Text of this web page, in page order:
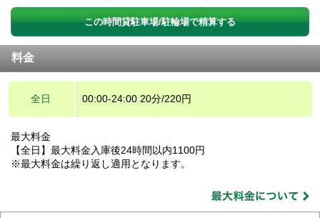
この時間貸駐車場/駐輪場で精算する
料金
全日 00:00-24:00 20分/220円
最大料金
【全日】最大料金入庫後24時間以内1100円
※最大料金は繰り返し適用となります。